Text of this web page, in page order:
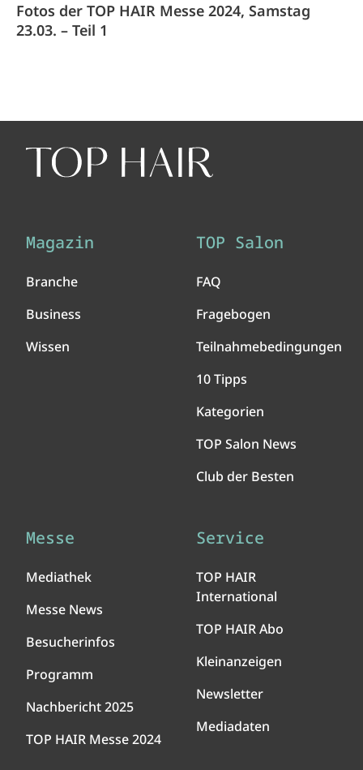
Fotos der TOP HAIR Messe 2024, Samstag
23.03. – Teil 1
Magazin
Branche
Business
Wissen
TOP Salon
FAQ
Fragebogen
Teilnahmebedingungen
10 Tipps
Kategorien
TOP Salon News
Club der Besten
Messe
Mediathek
Messe News
Besucherinfos
Programm
Nachbericht 2025
TOP HAIR Messe 2024
Service
TOP HAIR
International
TOP HAIR Abo
Kleinanzeigen
Newsletter
Mediadaten